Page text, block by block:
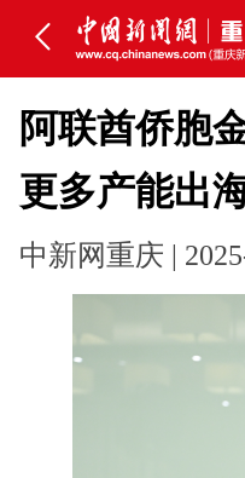
阿联酋侨胞
更多产能出
中新网重庆 |